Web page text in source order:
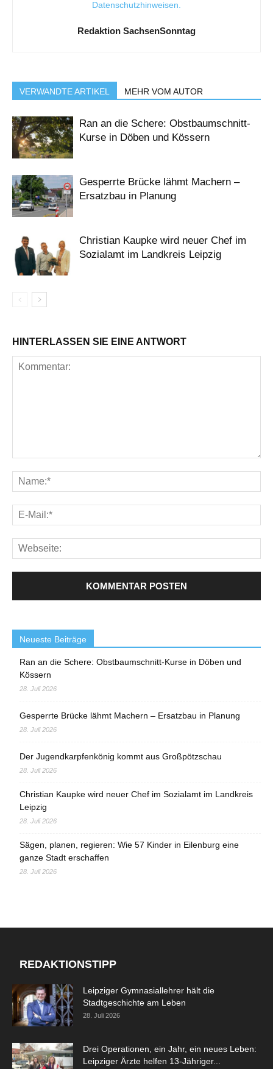
Datenschutzhinweisen
Redaktion SachsenSonntag
VERWANDTE ARTIKEL MEHR VOM AUTOR
Ran an die Schere: Obstbaumschnitt-
Kurse in Döben und Kössern
Gesperrte Brücke lähmt Machern –
Ersatzbau in Planung
Christian Kaupke wird neuer Chef im
Sozialamt im Landkreis Leipzig
HINTERLASSEN SIE EINE ANTWORT
Neueste Beiträge
Ran an die Schere: Obstbaumschnitt-Kurse in Döben und
Kössern
28. Juli 2026
Gesperrte Brücke lähmt Machern – Ersatzbau in Planung
28. Juli 2026
Der Jugendkarpfenkönig kommt aus Großpötzschau
28. Juli 2026
Christian Kaupke wird neuer Chef im Sozialamt im Landkreis
Leipzig
28. Juli 2026
Sägen, planen, regieren: Wie 57 Kinder in Eilenburg eine
ganze Stadt erschaffen
28. Juli 2026
REDAKTIONSTIPP
Leipziger Gymnasiallehrer hält die
Stadtgeschichte am Leben
28. Juli 2026
Drei Operationen, ein Jahr, ein neues Leben:
Leipziger Ärzte helfen 13-Jähriger...